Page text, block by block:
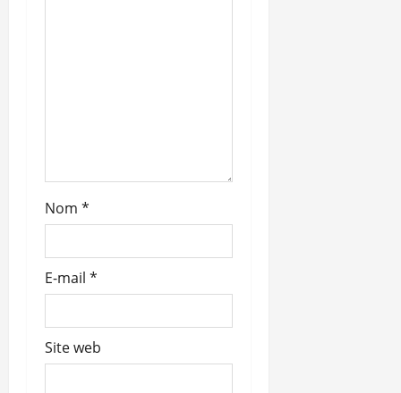
Nom *
E-mail *
Site web